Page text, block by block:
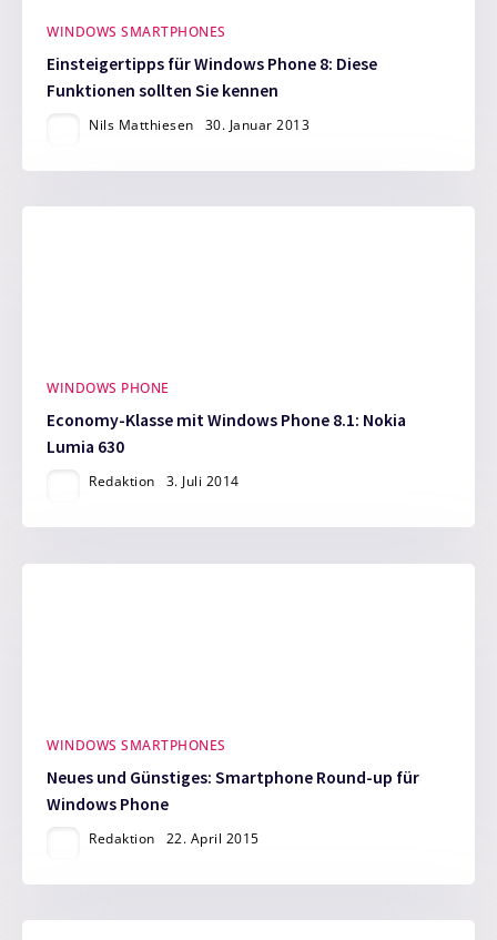
WINDOWS SMARTPHONES
Einsteigertipps für Windows Phone 8: Diese
Funktionen sollten Sie kennen
Nils Matthiesen 30. Januar 2013
WINDOWS PHONE
Economy-Klasse mit Windows Phone 8.1: Nokia
Lumia 630
Redaktion 3. Juli 2014
WINDOWS SMARTPHONES
Neues und Günstiges: Smartphone Round-up für
Windows Phone
Redaktion 22. April 2015